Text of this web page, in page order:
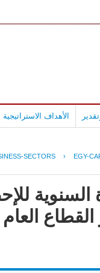
الأهداف الاستراتيجية
SECTORS › EGY-